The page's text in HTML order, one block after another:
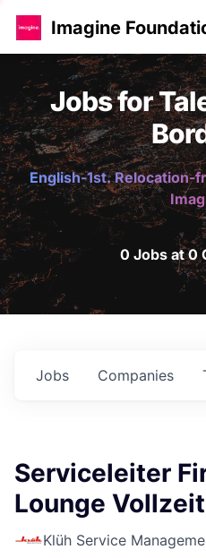
Imagine
Jobs for
English-1st. Relocation-
0 Jobs at 0
Jobs Companies
Serviceleiter
Lounge
Klüh Service